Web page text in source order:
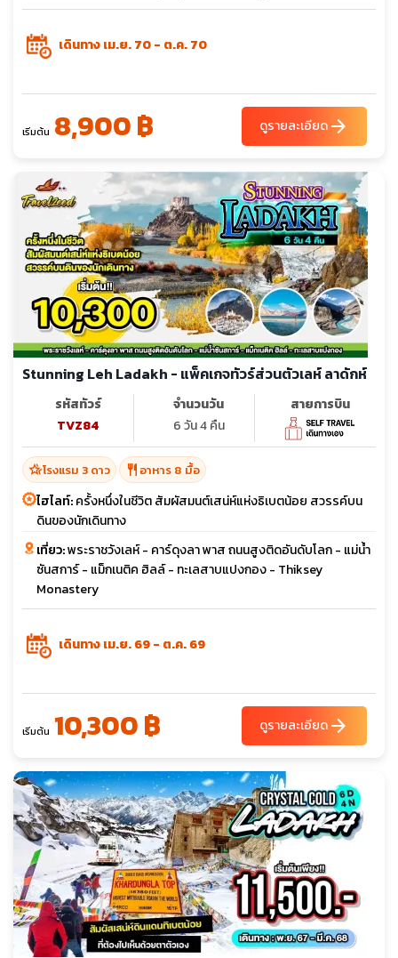
เดินทาง เม.ย. 70 - ต.ค. 70
เริ่มต้น 8,900 ฿ ดูรายละเอียดarrow_forward
Stunning Leh Ladakh - แพ็คเกจทัวร์ส่วนตัวเลห์ ลาดักห์
รหัสทัวร์
TVZ84
จำนวนวัน
6 วัน 4 คืน
สายการบิน
hotel_classโรงแรม 3 ดาว restaurant อาหาร 8 มื้อ
ไฮไลท์:ครั้งหนึ่งในชีวิต สัมผัสมนต์เสน่ห์แห่งธิเบตน้อย สวรรค์บน
ดินของนักเดินทาง
เที่ยว:พระราชวังเลห์ - คาร์ดุงลา พาส ถนนสูงติดอันดับโลก - แม่น้ำ
ซันสการ์ - แม็กเนติค ฮิลล์ - ทะเลสาบแปงกอง - Thiksey
Monastery
เดินทาง เม.ย. 69 - ต.ค. 69
เริ่มต้น 10,300 ฿ ดูรายละเอียดarrow_forward